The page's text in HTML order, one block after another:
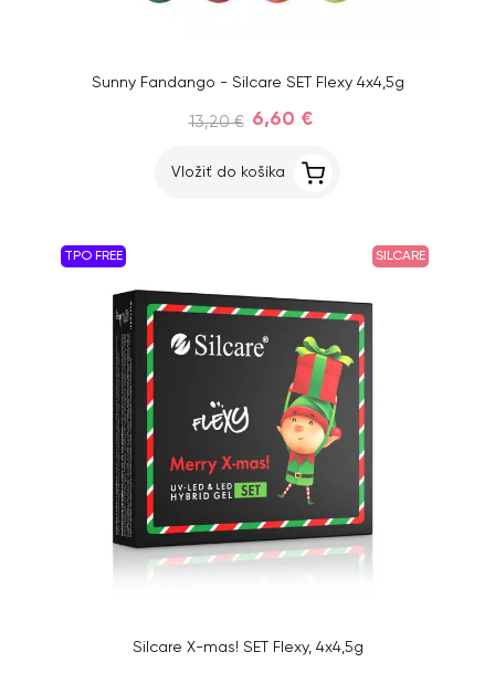
Sunny Fandango - Silcare SET Flexy 4x4,5g
13,20 € 6,60 €
Vložiť do košíka
TPO FREE SILCARE
Silcare X-mas! SET Flexy, 4x4,5g